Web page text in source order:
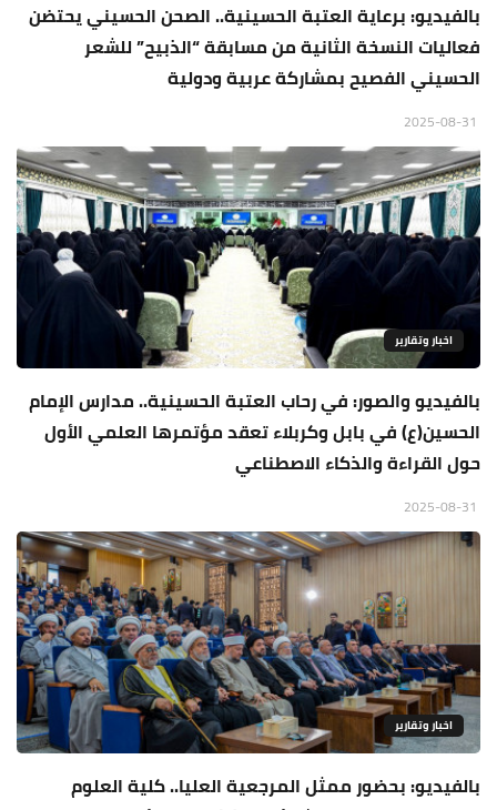
بالفيديو: برعاية العتبة الحسينية.. الصحن الحسيني يحتضن
فعاليات النسخة الثانية من مسابقة “الذبيح” للشعر
الحسيني الفصيح بمشاركة عربية ودولية
اخبار وتقارير
بالفيديو والصور: في رحاب العتبة الحسينية.. مدارس الإمام
الحسين(ع) في بابل وكربلاء تعقد مؤتمرها العلمي الأول
حول القراءة والذكاء الاصطناعي
اخبار وتقارير
بالفيديو: بحضور ممثل المرجعية العليا.. كلية العلوم